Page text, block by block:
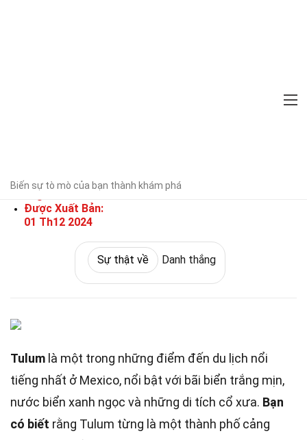
Biến sự tò mò của bạn thành khám phá
Được Viết Bởi:Lonnie
Almaguer
Được Xuất Bản:
01 Th12 2024
Sự thật về Danh thắng
Tulum là một trong những điểm đến du lịch nổi
tiếng nhất ở Mexico, nổi bật với bãi biển trắng mịn,
nước biển xanh ngọc và những di tích cổ xưa. Bạn
có biết rằng Tulum từng là một thành phố cảng